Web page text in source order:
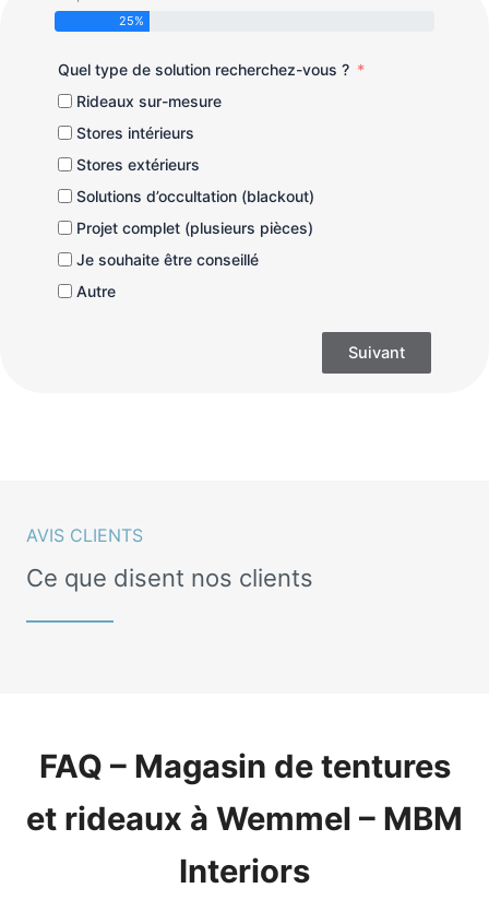
25%
Quel type de solution recherchez-vous ?
Rideaux sur-mesure
Stores intérieurs
Stores extérieurs
Solutions d’occultation (blackout)
Projet complet (plusieurs pièces)
Je souhaite être conseillé
Autre
Suivant
AVIS CLIENTS
Ce que disent nos clients
FAQ – Magasin de tentures
et rideaux à Wemmel – MBM
Interiors